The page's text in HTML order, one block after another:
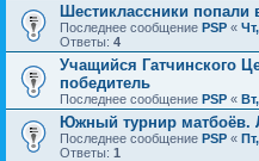
Шестиклассники попали
Последнее сообщение PSP «
Ответы: 4
Учащийся Гатчинского
победитель
Последнее сообщение PSP «
Южный турнир матбоёв.
Последнее сообщение PSP «
Ответы: 1